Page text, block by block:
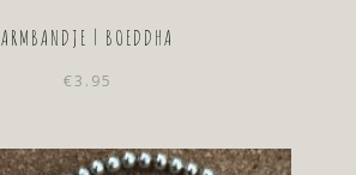
ARMBANDJE | BOEDDHA
€3.95